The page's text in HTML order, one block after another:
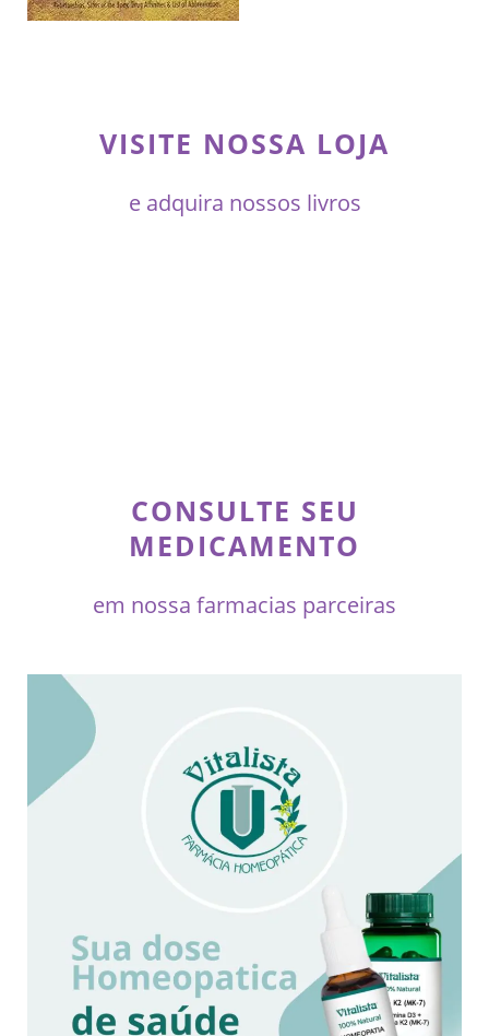
VISITE NOSSA LOJA
e adquira nossos livros
CONSULTE SEU
MEDICAMENTO
em nossa farmacias parceiras